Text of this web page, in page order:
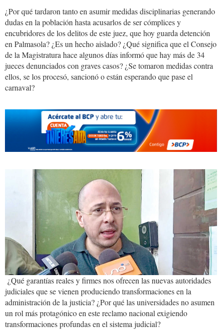
¿Por qué tardaron tanto en asumir medidas disciplinarias generando
dudas en la población hasta acusarlos de ser cómplices y
encubridores de los delitos de este juez, que hoy guarda detención
en Palmasola? ¿Es un hecho aislado? ¿Qué significa que el Consejo
de la Magistratura hace algunos días informó que hay más de 34
jueces denunciados con graves casos? ¿Se tomaron medidas contra
ellos, se los procesó, sancionó o están esperando que pase el
carnaval?
juez.maletas.PNG
¿Qué garantías reales y firmes nos ofrecen las nuevas autoridades
judiciales que se vienen produciendo transformaciones en la
administración de la justicia? ¿Por qué las universidades no asumen
un rol más protagónico en este reclamo nacional exigiendo
transformaciones profundas en el sistema judicial?